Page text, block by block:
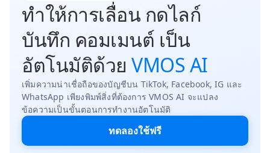
ทำให้การเลื่อน กดไลก์
บันทึก คอมเมนต์ เป็น
อัตโนมัติด้วย VMOS AI
เพิ่มความน่าเชื่อถือของบัญชีบน TikTok, Facebook, IG และ
WhatsApp เพียงพิมพ์สิ่งที่ต้องการ VMOS AI จะแปลง
ข้อความเป็นขั้นตอนการทำงานอัตโนมัติ
ทดลองใช้ฟรี